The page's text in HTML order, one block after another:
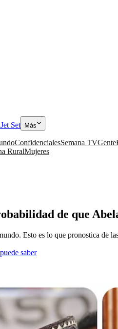
Jet Set Más
ConfidencialesSemana TVGente
RuralMujeres
de que
Esto es lo que pronostica de
saber